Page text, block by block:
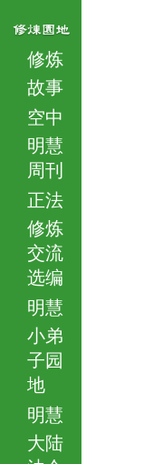
修炼
故事
空中
明慧
周刊
正法
修炼
交流
选编
明慧
小弟
子园
地
明慧
大陆